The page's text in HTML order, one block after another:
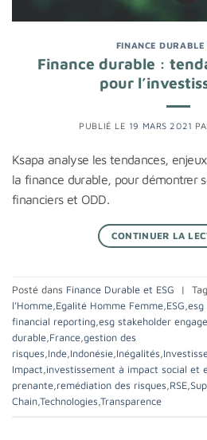
FINANCE DURABLE
Finance durable :
pour
PUBLIÉ LE 19 MARS 2021
Ksapa analyse les tendances,
la finance durable, pour démontrer
financiers et ODD.
CONTINUER LA
Posté dans Finance Durable et ESG |
l’Homme Egalité Homme Femme ESG esg
financial reporting esg stakeholder
durable France gestion des
risques Inde Indonésie Inégalités
Impact investissement à impact social et
prenante remédiation des risques RSE
Chain Technologies Transparence